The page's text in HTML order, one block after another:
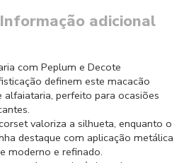
Informação adicional
com Peplum e Decote
definem este macacão
perfeito para ocasiões
valoriza a silhueta, enquanto o
destaque com aplicação metálica
moderno e refinado.